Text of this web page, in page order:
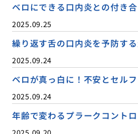
ベロにできる口内炎との付き
2025.09.25
繰り返す舌の口内炎を予防す
2025.09.24
ベロが真っ白に！不安とセル
2025.09.24
年齢で変わるプラークコント